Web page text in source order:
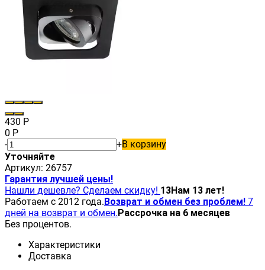
430 Р
0 Р
-
+В корзину
Уточняйте
Артикул: 26757
Гарантия лучшей цены!
Нашли дешевле? Сделаем скидку! 13Нам 13 лет!
Работаем с 2012 года.Возврат и обмен без проблем! 7
дней на возврат и обмен.Рассрочка на 6 месяцев
Без процентов.
Характеристики
Доставка